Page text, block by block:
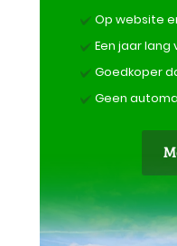
Op website
Een jaar lang
Goedkoper
Geen